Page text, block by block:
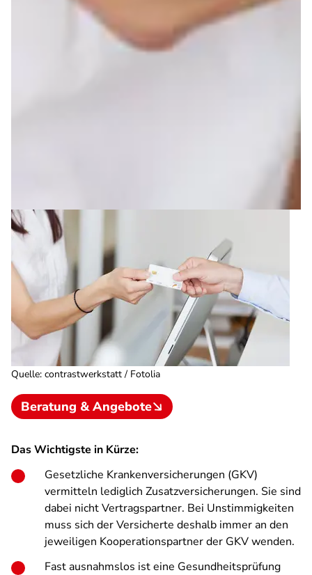
Quelle: contrastwerkstatt / Fotolia
Beratung & Angebote
Das Wichtigste in Kürze:
Gesetzliche Krankenversicherungen (GKV)
vermitteln lediglich Zusatzversicherungen. Sie sind
dabei nicht Vertragspartner. Bei Unstimmigkeiten
muss sich der Versicherte deshalb immer an den
jeweiligen Kooperationspartner der GKV wenden.
Fast ausnahmslos ist eine Gesundheitsprüfung